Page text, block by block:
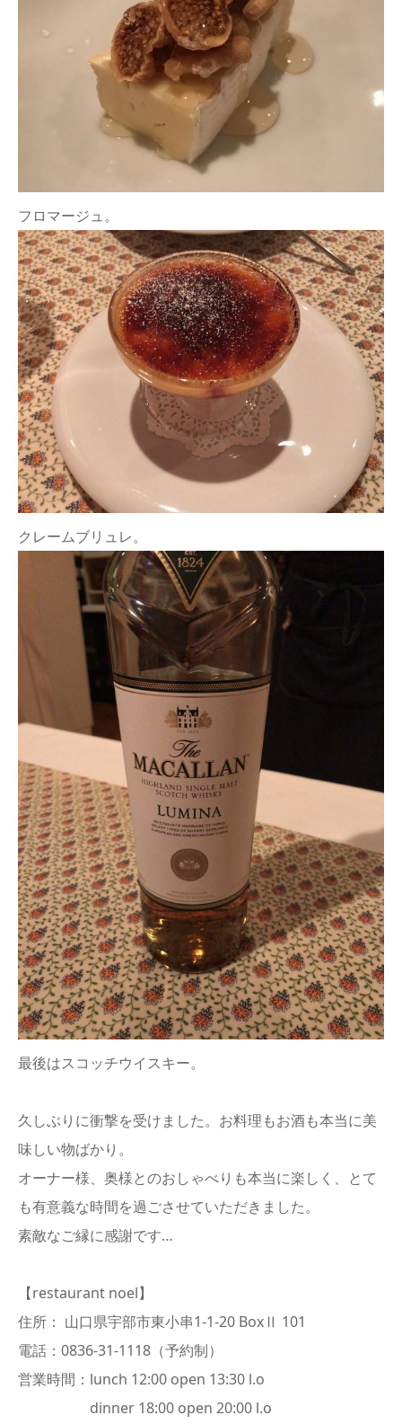
フロマージュ。
クレームブリュレ。
最後はスコッチウイスキー。
久しぶりに衝撃を受けました。お料理もお酒も本当に美
味しい物ばかり。
オーナー様、奥様とのおしゃべりも本当に楽しく、とて
も有意義な時間を過ごさせていただきました。
素敵なご縁に感謝です…
【restaurant noel】
住所： 山口県宇部市東小串1-1-20 BoxⅡ 101
電話：0836-31-1118（予約制）
営業時間：lunch 12:00 open 13:30 l.o
dinner 18:00 open 20:00 l.o